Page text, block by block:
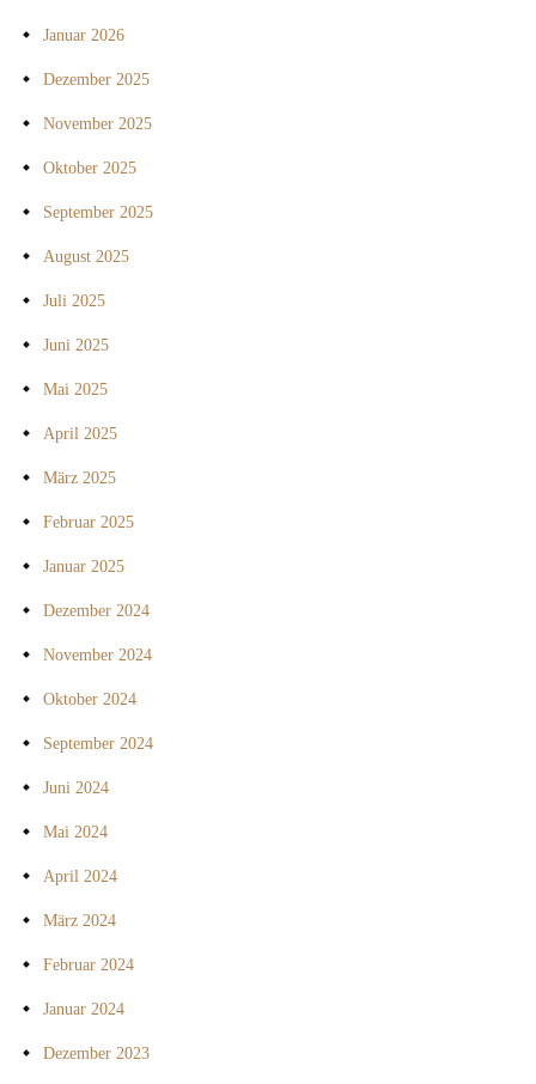
Januar 2026
Dezember 2025
November 2025
Oktober 2025
September 2025
August 2025
Juli 2025
Juni 2025
Mai 2025
April 2025
März 2025
Februar 2025
Januar 2025
Dezember 2024
November 2024
Oktober 2024
September 2024
Juni 2024
Mai 2024
April 2024
März 2024
Februar 2024
Januar 2024
Dezember 2023